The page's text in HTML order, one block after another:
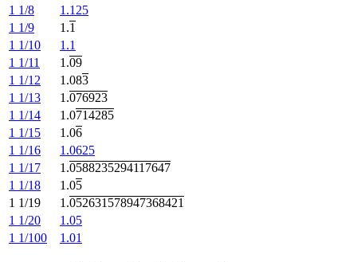
1 1/8
1.125
1 1/9
1.1
1 1/10
1.1
1 1/11
1.09
1 1/12
1.083
1 1/13
1.076923
1 1/14
1.0714285
1 1/15
1.06
1 1/16
1.0625
1 1/17
1.0588235294117647
1 1/18
1.05
1 1/19
1.052631578947368421
1 1/20
1.05
1 1/100
1.01